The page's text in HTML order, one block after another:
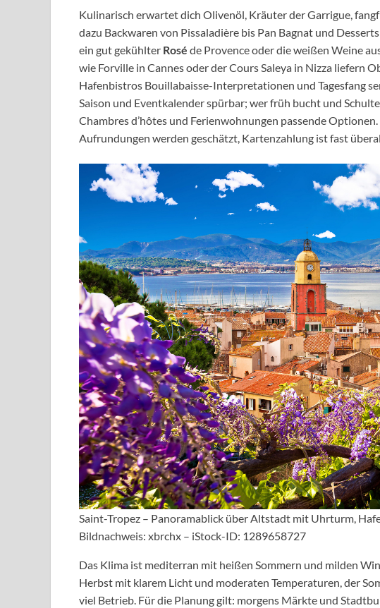
Kulinarisch erwartet dich Olivenöl, Kräuter der Garrigue,
dazu Backwaren von Pissaladière bis Pan Bagnat und
ein gut gekühlter Rosé de Provence oder die weißen Weine
wie Forville in Cannes oder der Cours Saleya in Nizza liefern
Hafenbistros Bouillabaisse-Interpretationen und Tagesfang
Saison und Eventkalender spürbar; wer früh bucht und
Chambres d’hôtes und Ferienwohnungen passende
Aufrundungen werden geschätzt, Kartenzahlung ist fast
Saint-Tropez – Panoramablick über Altstadt mit Uhrturm,
Bildnachweis: xbrchx – iStock-ID: 1289658727
Das Klima ist mediterran mit heißen Sommern und milden
Herbst mit klarem Licht und moderaten Temperaturen, der
viel Betrieb. Für die Planung gilt: morgens Märkte und